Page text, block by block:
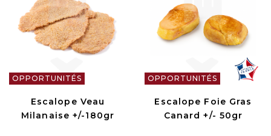
OPPORTUNITÉS
Escalope Veau
Milanaise +/-180gr
OPPORTUNITÉS
Escalope Foie Gras
Canard +/- 50gr